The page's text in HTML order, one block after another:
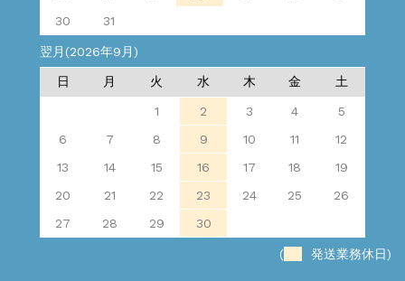
30
31
翌月(2026年9月)
日 月 火 水 木 金 土
1 2 3 4
5
6
7 8 9 10 11
12
13
14 15 16 17 18
19
20
21 22 23 24 25
26
27
28 29 30
( 発送業務休日)